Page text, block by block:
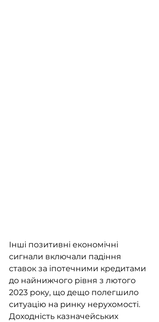
Інші позитивні економічні
сигнали включали падіння
ставок за іпотечними кредитами
до найнижчого рівня з лютого
2023 року, що дещо полегшило
ситуацію на ринку нерухомості.
Доходність казначейських